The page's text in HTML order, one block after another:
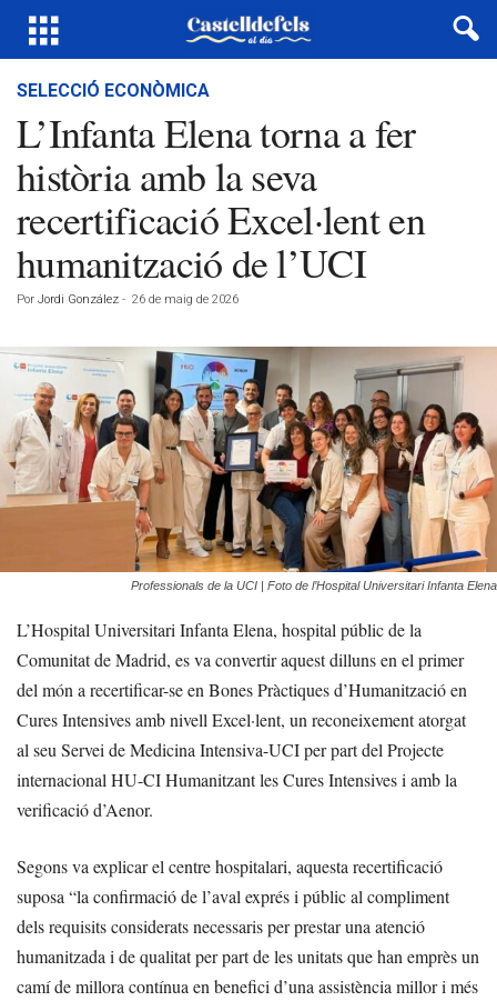
SELECCIÓ ECONÒMICA
L’Infanta Elena torna a fer
història amb la seva
recertificació Excel·lent en
humanització de l’UCI
Por Jordi González - 26 de maig de 2026
Professionals de la UCI | Foto de l’Hospital Universitari Infanta Elena
L’Hospital Universitari Infanta Elena, hospital públic de la
Comunitat de Madrid, es va convertir aquest dilluns en el primer
del món a recertificar-se en Bones Pràctiques d’Humanització en
Cures Intensives amb nivell Excel·lent, un reconeixement atorgat
al seu Servei de Medicina Intensiva-UCI per part del Projecte
internacional HU-CI Humanitzant les Cures Intensives i amb la
verificació d’Aenor.
Segons va explicar el centre hospitalari, aquesta recertificació
suposa “la confirmació de l’aval exprés i públic al compliment
dels requisits considerats necessaris per prestar una atenció
humanitzada i de qualitat per part de les unitats que han emprès un
camí de millora contínua en benefici d’una assistència millor i més